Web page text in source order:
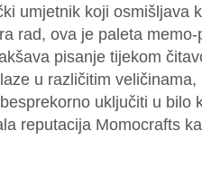
umjetnik koji osmišljava
rad, ova je paleta memo-
pisanje tijekom
u različitim veličinama,
uključiti u bilo
reputacija Momocrafts